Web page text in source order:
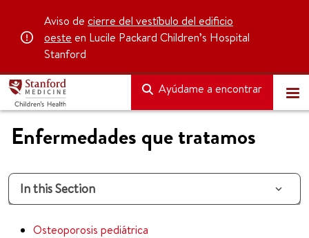
Aviso de cierre del vestíbulo del edificio
oeste en Lucile Packard Children’s Hospital
Stanford
Ayúdame a encontrar
Enfermedades que tratamos
In this Section
Osteoporosis pediátrica